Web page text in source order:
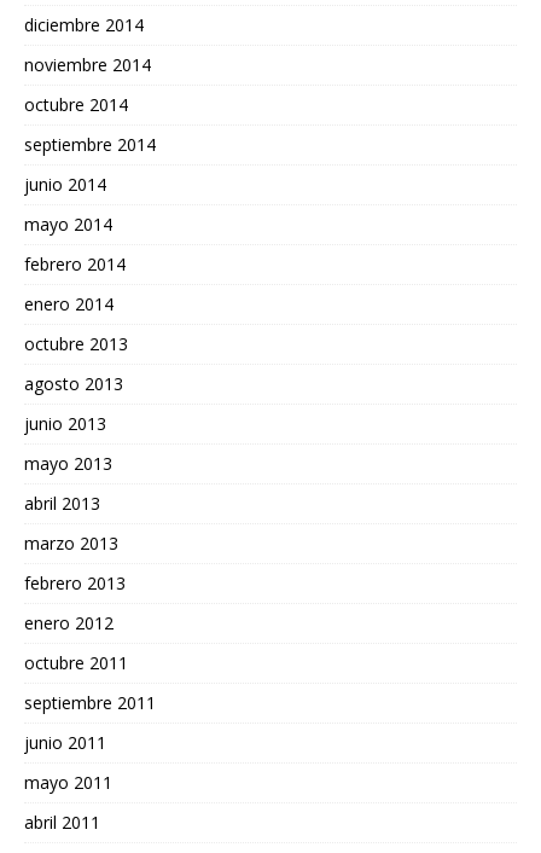
diciembre 2014
noviembre 2014
octubre 2014
septiembre 2014
junio 2014
mayo 2014
febrero 2014
enero 2014
octubre 2013
agosto 2013
junio 2013
mayo 2013
abril 2013
marzo 2013
febrero 2013
enero 2012
octubre 2011
septiembre 2011
junio 2011
mayo 2011
abril 2011